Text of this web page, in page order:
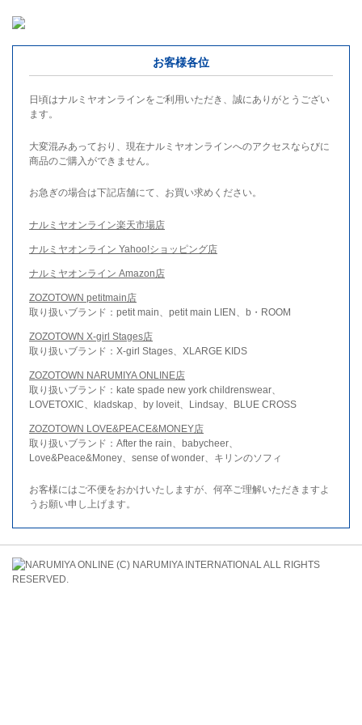
お客様各位
日頃はナルミヤオンラインをご利用いただき、誠にありがとうござい
ます。
大変混みあっており、現在ナルミヤオンラインへのアクセスならびに
商品のご購入ができません。
お急ぎの場合は下記店舗にて、お買い求めください。
ナルミヤオンライン楽天市場店
ナルミヤオンライン Yahoo!ショッピング店
ナルミヤオンライン Amazon店
ZOZOTOWN petitmain店
取り扱いブランド：petit main、petit main LIEN、b・ROOM
ZOZOTOWN X-girl Stages店
取り扱いブランド：X-girl Stages、XLARGE KIDS
ZOZOTOWN NARUMIYA ONLINE店
取り扱いブランド：kate spade new york childrenswear、
LOVETOXIC、kladskap、by loveit、Lindsay、BLUE CROSS
ZOZOTOWN LOVE&PEACE&MONEY店
取り扱いブランド：After the rain、babycheer、
Love&Peace&Money、sense of wonder、キリンのソフィ
お客様にはご不便をおかけいたしますが、何卒ご理解いただきますよ
うお願い申し上げます。